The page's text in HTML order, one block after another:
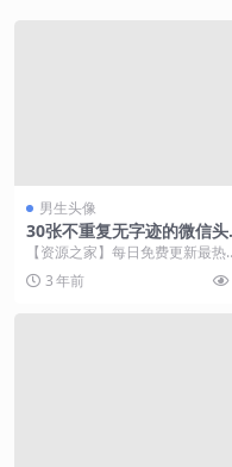
男生头像
30张不重复无字迹的微信头
像，选几张喜欢的，换到手机
【资源之家】每日免费更新最热
的副业项目资源 【资源之家】每
免费更新最热门的副...
3 年前